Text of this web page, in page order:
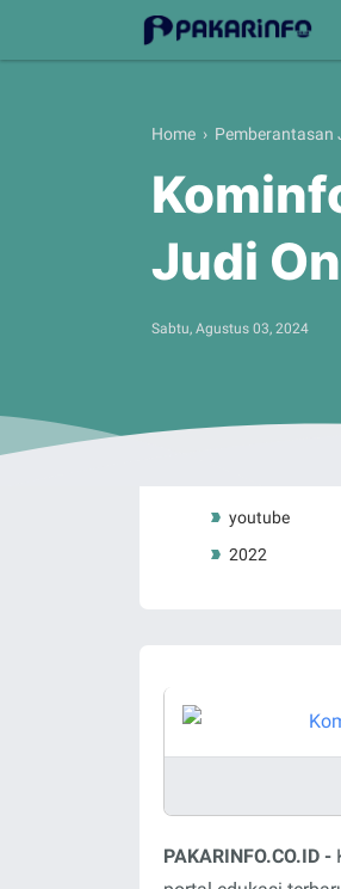
Label
youtube
2022
Home › Pemberantasan
Judi
Sabtu, Agustus 03, 2024
PAKARINFO.CO.ID -